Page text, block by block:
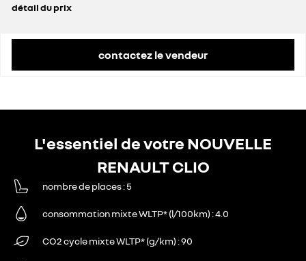
détail du prix
contactez le vendeur
L'essentiel de votre NOUVELLE
RENAULT CLIO
nombre de places 5
consommation mixte WLTP* (l/100km) 4.0
CO2 cycle mixte WLTP* (g/km) 90